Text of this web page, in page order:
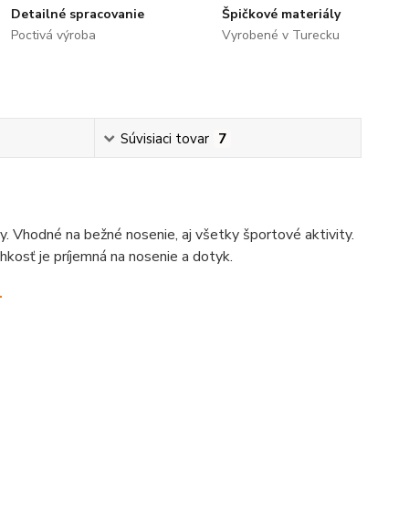
Detailné spracovanie
Poctivá výroba
Špičkové materiály
Vyrobené v Turecku
Súvisiaci tovar 7
Vhodné na bežné nosenie, aj všetky športové aktivity.
je príjemná na nosenie a dotyk.